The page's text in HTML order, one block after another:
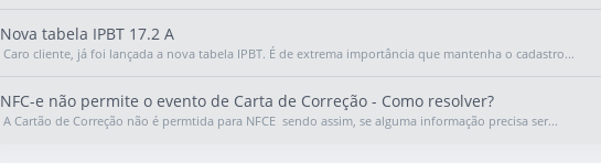
Nova tabela IPBT 17.2 A
Caro cliente, já foi lançada a nova tabela IPBT. É de extrema importância que mantenha o cadastro...
NFC-e não permite o evento de Carta de Correção - Como resolver?
A Cartão de Correção não é permtida para NFCE sendo assim, se alguma informação precisa ser...